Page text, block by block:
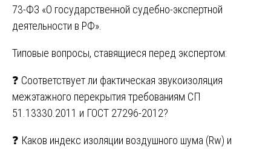
73-ФЗ «О государственной судебно-экспертной
деятельности в РФ».
Типовые вопросы, ставящиеся перед экспертом:
❓ Соответствует ли фактическая звукоизоляция
межэтажного перекрытия требованиям СП
51.13330.2011 и ГОСТ 27296-2012?
❓ Каков индекс изоляции воздушного шума (Rw) и